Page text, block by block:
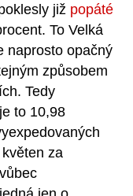
již popáté
To Velká
naprosto opačný
způsobem
Tedy
to 10,98
za